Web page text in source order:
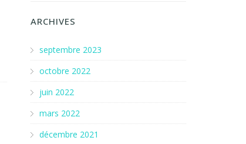
ARCHIVES
septembre 2023
octobre 2022
juin 2022
mars 2022
décembre 2021